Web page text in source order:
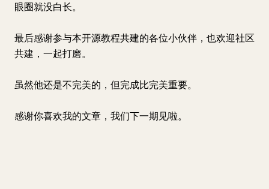
眼圈就没白长。
最后感谢参与本开源教程共建的各位小伙伴，也欢迎社区
共建，一起打磨。
虽然他还是不完美的，但完成比完美重要。
感谢你喜欢我的文章，我们下一期见啦。